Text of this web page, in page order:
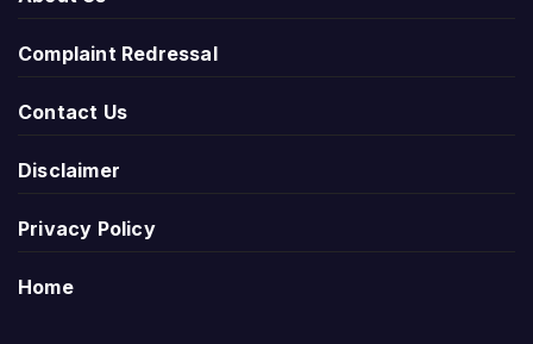
Complaint Redressal
Contact Us
Disclaimer
Privacy Policy
Home